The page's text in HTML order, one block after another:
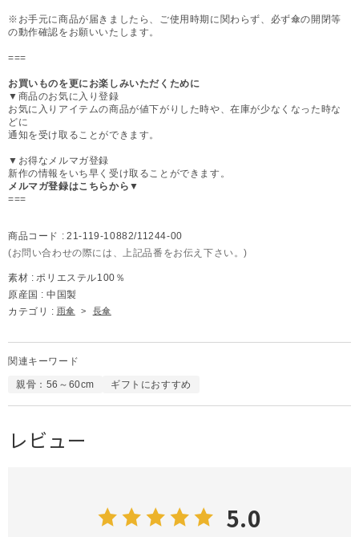
※お手元に商品が届きましたら、ご使用時期に関わらず、必ず傘の開閉等
の動作確認をお願いいたします。
===
お買いものを更にお楽しみいただくために
▼商品のお気に入り登録
お気に入りアイテムの商品が値下がりした時や、在庫が少なくなった時な
どに
通知を受け取ることができます。
▼お得なメルマガ登録
新作の情報をいち早く受け取ることができます。
メルマガ登録はこちらから▼
===
商品コード : 21-119-10882/11244-00
(お問い合わせの際には、上記品番をお伝え下さい。)
素材 : ポリエステル100％
原産国 : 中国製
カテゴリ : 雨傘 > 長傘
関連キーワード
親骨：56～60cm ギフトにおすすめ
レビュー
5.0